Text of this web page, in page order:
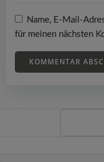
Name, E-Mail-
für meinen nächsten